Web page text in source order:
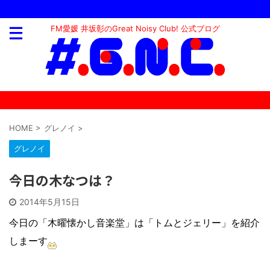
FM愛媛 井坂彰のGreat Noisy Club! 公式ブログ
HOME > グレノイ >
グレノイ
今日の木なつは？
2014年5月15日
今日の「木曜懐かし音楽堂」は「トムとジェリー」を紹介
しまーす